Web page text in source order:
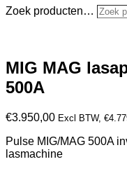
Zoek producten…
MIG MAG
500A
€3.950,00 Excl BTW, €
Pulse MIG/MAG 500A
lasmachine